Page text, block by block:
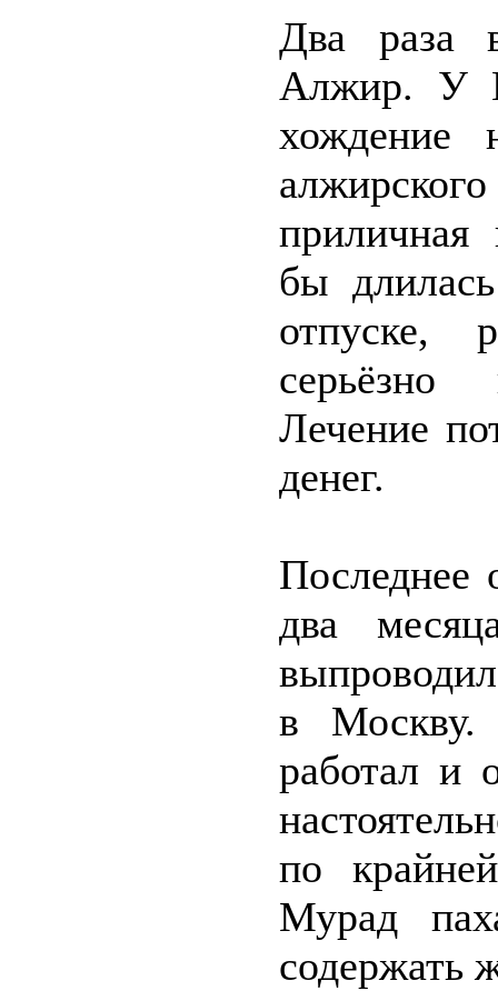
Два раза
Алжир. У
хождение
приличная
бы
отпуске,
серьёзно
Лечение
денег.
Последнее
два
в
работал и
по
Мурад
содержать